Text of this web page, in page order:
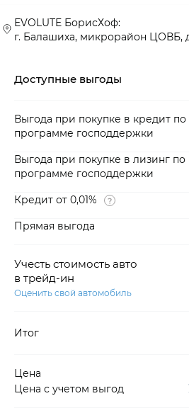
EVOLUTE БорисХоф:
г. Балашиха, микрорайон ЦОВБ,
Доступные выгоды
Выгода при покупке в кредит по
программе господдержки
Выгода при покупке в лизинг по
программе господдержки
Кредит от 0,01%
Прямая выгода
Учесть стоимость авто
в трейд-ин
Оценить свой автомобиль
Итог
Цена
Цена с учетом выгод